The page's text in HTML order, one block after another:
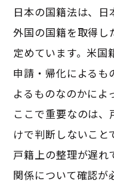
日本の国籍法は、日
外国の国籍を取得し
定めています。米国
申請・帰化によるも
よるものなのかによ
ここで重要なのは
けで判断しないこと
戸籍上の整理が遅れ
関係について確認が